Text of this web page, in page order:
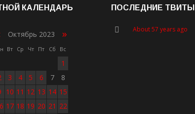
КАЛЕНДАРЬ
Октябрь 2023 »
Вт Ср Чт Пт Сб Вс
1
3 4 5 6 7
8
10 11 12 13 14 15
17 18 19 20 21 22
ПОСЛЕДНИЕ ТВИТЫ
About 57 years ago